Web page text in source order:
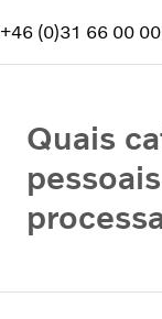
+46 (0)31 66 00 00
Quais